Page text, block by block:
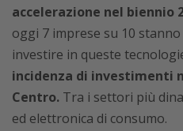
accelerazione nel biennio
oggi 7 imprese su 10
investire in queste
incidenza di investimenti
Centro. Tra i settori più
ed elettronica di consumo.